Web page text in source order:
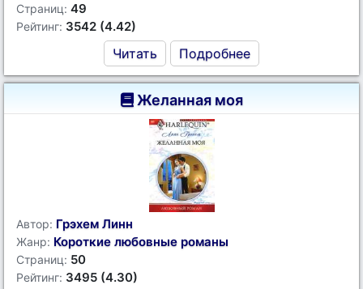
Страниц: 49
Рейтинг: 3542 (4.42)
Читать Подробнее
Желанная моя
Автор: Грэхем Линн
Жанр: Короткие любовные романы
Страниц: 50
Рейтинг: 3495 (4.30)